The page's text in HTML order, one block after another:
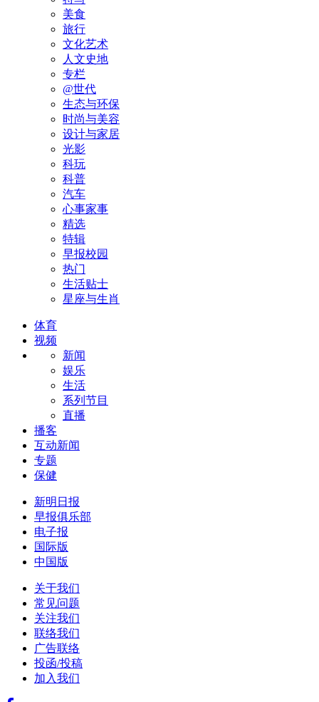
美食
旅行
文化艺术
人文史地
专栏
@世代
生态与环保
时尚与美容
设计与家居
光影
科玩
科普
汽车
心事家事
精选
特辑
早报校园
热门
生活贴士
星座与生肖
体育
视频
新闻
娱乐
生活
系列节目
直播
播客
互动新闻
专题
保健
新明日报
早报俱乐部
电子报
国际版
中国版
关于我们
常见问题
关注我们
联络我们
广告联络
投函/投稿
加入我们